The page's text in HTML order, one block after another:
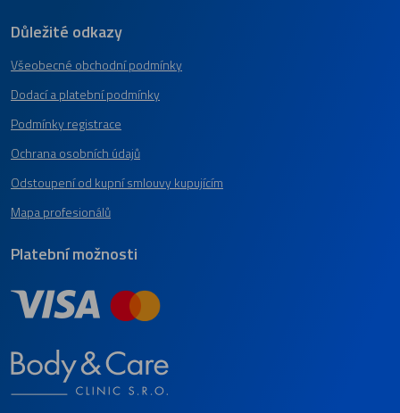
Důležité odkazy
Všeobecné obchodní podmínky
Dodací a platební podmínky
Podmínky registrace
Ochrana osobních údajů
Odstoupení od kupní smlouvy kupujícím
Mapa profesionálů
Platební možnosti